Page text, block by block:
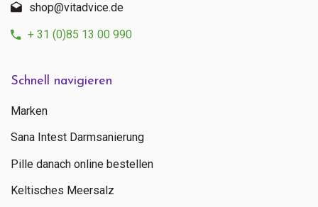
Schnell navigieren
Marken
Sana Intest Darmsanierung
Pille danach online bestellen
Keltisches Meersalz
shop@vitadvice.de
+ 31 (0)85 13 00 990